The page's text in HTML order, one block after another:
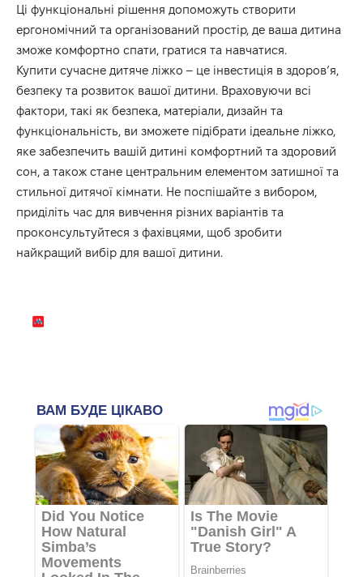
Ці функціональні рішення допоможуть створити
ергономічний та організований простір, де ваша дитина
зможе комфортно спати, гратися та навчатися.
Купити сучасне дитяче ліжко – це інвестиція в здоров’я,
безпеку та розвиток вашої дитини. Враховуючи всі
фактори, такі як безпека, матеріали, дизайн та
функціональність, ви зможете підібрати ідеальне ліжко,
яке забезпечить вашій дитині комфортний та здоровий
сон, а також стане центральним елементом затишної та
стильної дитячої кімнати. Не поспішайте з вибором,
приділіть час для вивчення різних варіантів та
проконсультуйтеся з фахівцями, щоб зробити
найкращий вибір для вашої дитини.